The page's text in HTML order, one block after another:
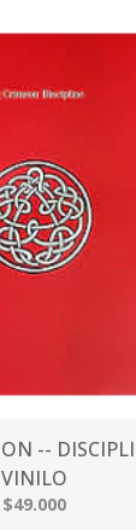
--
VINILO
$49.000